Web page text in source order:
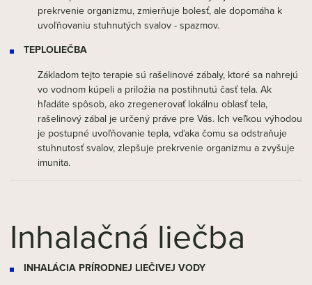
prekrvenie organizmu, zmierňuje bolesť, ale dopomáha k
uvoľňovaniu stuhnutých svalov - spazmov.
TEPLOLIEČBA
Základom tejto terapie sú rašelinové zábaly, ktoré sa nahrejú
vo vodnom kúpeli a priložia na postihnutú časť tela. Ak
hľadáte spôsob, ako zregenerovať lokálnu oblasť tela,
rašelinový zábal je určený práve pre Vás. Ich veľkou výhodou
je postupné uvoľňovanie tepla, vďaka čomu sa odstraňuje
stuhnutosť svalov, zlepšuje prekrvenie organizmu a zvyšuje
imunita.
Inhalačná liečba
INHALÁCIA PRÍRODNEJ LIEČIVEJ VODY